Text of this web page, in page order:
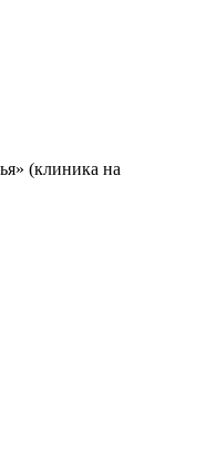
(клиника на